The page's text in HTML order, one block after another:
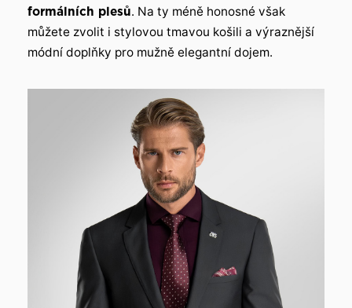
formálních plesů. Na ty méně honosné však
můžete zvolit i stylovou tmavou košili a výraznější
módní doplňky pro mužně elegantní dojem.